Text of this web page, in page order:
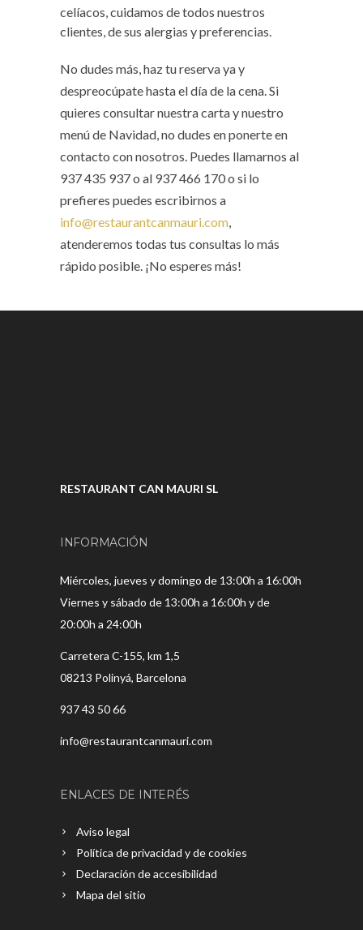
celíacos, cuidamos de todos nuestros
clientes, de sus alergias y preferencias.
No dudes más, haz tu reserva ya y
despreocúpate hasta el día de la cena. Si
quieres consultar nuestra carta y nuestro
menú de Navidad, no dudes en ponerte en
contacto con nosotros. Puedes llamarnos al
937 435 937 o al 937 466 170 o si lo
prefieres puedes escribirnos a
info@restaurantcanmauri.com,
atenderemos todas tus consultas lo más
rápido posible. ¡No esperes más!
RESTAURANT CAN MAURI SL
INFORMACIÓN
Miércoles, jueves y domingo de 13:00h a 16:00h
Viernes y sábado de 13:00h a 16:00h y de
20:00h a 24:00h
Carretera C-155, km 1,5
08213 Polinyá, Barcelona
937 43 50 66
info@restaurantcanmauri.com
ENLACES DE INTERÉS
Aviso legal
Política de privacidad y de cookies
Declaración de accesibilidad
Mapa del sitio